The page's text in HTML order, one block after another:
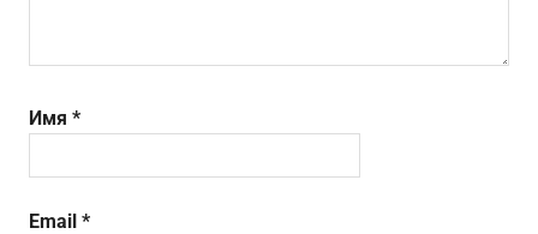
Имя *
Email *